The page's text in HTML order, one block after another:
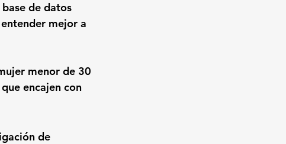
de datos
mejor a
menor de 30
encajen con
de